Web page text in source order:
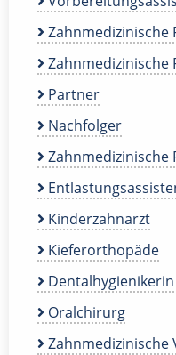
Zahnmedizinische
Zahnmedizinische
Partner
Nachfolger
Zahnmedizinische
Kinderzahnarzt
Kieferorthopäde
Dentalhygienikerin
Oralchirurg
Zahnmedizinische